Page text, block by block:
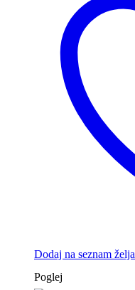
Dodaj na seznam želja
Poglej